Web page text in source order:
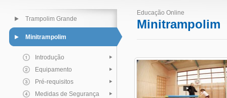
Trampolim Grande
Minitrampolim
Introdução
Equipamento
Pré-requisitos
Medidas de Segurança
Educação Online
Minitrampolim